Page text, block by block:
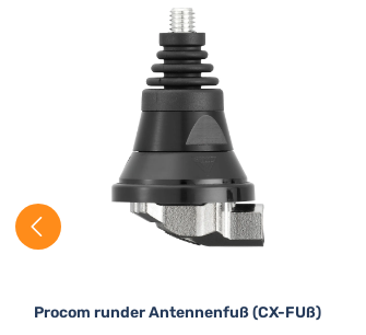
Procom runder Antennenfuß (CX-FUß)